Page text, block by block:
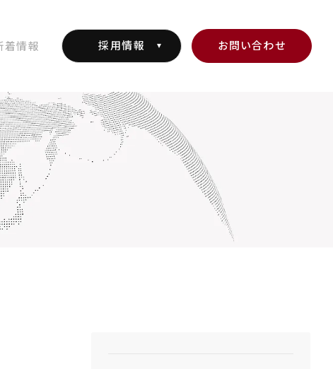
着情報 採用情報 お問い合わせ